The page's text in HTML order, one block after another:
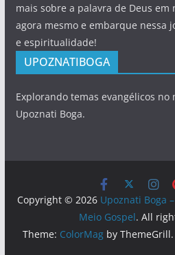
mais sobre a palavra de Deus em
agora mesmo e embarque nessa
e espiritualidade!
UPOZNATIBOGA
Explorando temas evangélicos no
Upoznati Boga.
Copyright © 2026 Upoznati Boga
Meio Gospel. All
Theme: ColorMagby